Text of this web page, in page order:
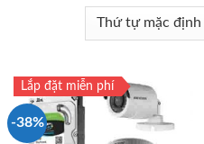
-38%
Lắp đặt miễn phí